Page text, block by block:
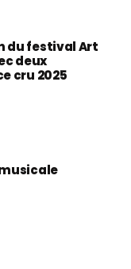
du festival Art
deux
cru 2025